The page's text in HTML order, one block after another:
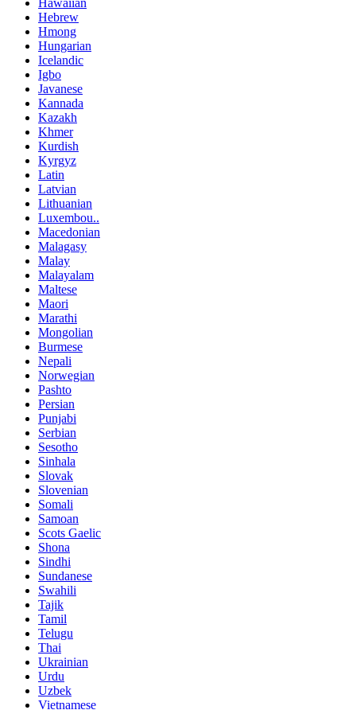
Hebrew
Hmong
Hungarian
Icelandic
Igbo
Javanese
Kannada
Kazakh
Khmer
Kurdish
Kyrgyz
Latin
Latvian
Lithuanian
Luxembou..
Macedonian
Malagasy
Malay
Malayalam
Maltese
Maori
Marathi
Mongolian
Burmese
Nepali
Norwegian
Pashto
Persian
Punjabi
Serbian
Sesotho
Sinhala
Slovak
Slovenian
Somali
Samoan
Scots Gaelic
Shona
Sindhi
Sundanese
Swahili
Tajik
Tamil
Telugu
Thai
Ukrainian
Urdu
Uzbek
Vietnamese